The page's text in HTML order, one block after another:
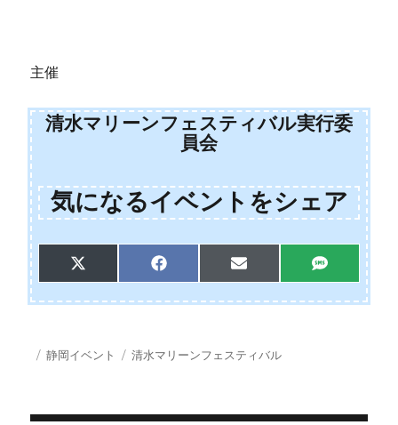
主催
清水マリーンフェスティバル実行委
員会
気になるイベントをシェア
Share
on
X
(
T
t
r
Share
on
F
a
c
o
Share
on
E
m
a
Share
on
S
M
S
投 カ
静岡イベント
タ
清水マリーンフェスティバル